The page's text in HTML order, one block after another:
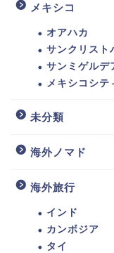
メキシコ
オアハカ
サンクリスト
サンミゲルデ
メキシコシテ
未分類
海外ノマド
海外旅行
インド
カンボジア
タイ